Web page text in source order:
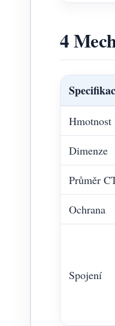
4
Hmotnost
Dimenze
Průměr
Ochrana
Spojení